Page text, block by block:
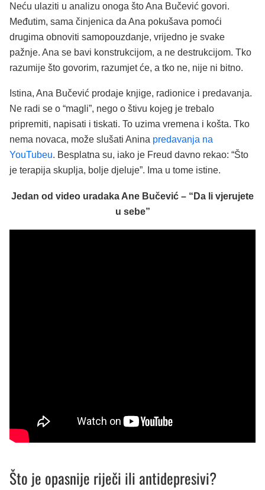
Neću ulaziti u analizu onoga što Ana Bučević govori.
Međutim, sama činjenica da Ana pokušava pomoći
drugima obnoviti samopouzdanje, vrijedno je svake
pažnje. Ana se bavi konstrukcijom, a ne destrukcijom. Tko
razumije što govorim, razumjet će, a tko ne, nije ni bitno.
Istina, Ana Bučević prodaje knjige, radionice i predavanja.
Ne radi se o “magli”, nego o štivu kojeg je trebalo
pripremiti, napisati i tiskati. To uzima vremena i košta. Tko
nema novaca, može slušati Anina predavanja na
YouTubeu. Besplatna su, iako je Freud davno rekao: “Što
je terapija skuplja, bolje djeluje”. Ima u tome istine.
Jedan od video uradaka Ane Bučević – “Da li vjerujete
u sebe”
Što je opasnije riječi ili antidepresivi?